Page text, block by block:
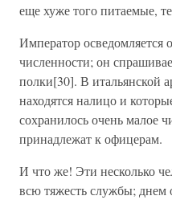
еще хуже того питаемые,
Император осведомляется
численности; он
полки[30]. В итальянской
находятся налицо и
сохранилось очень малое
принадлежат к офицерам.
И что же! Эти несколько
всю тяжесть службы;